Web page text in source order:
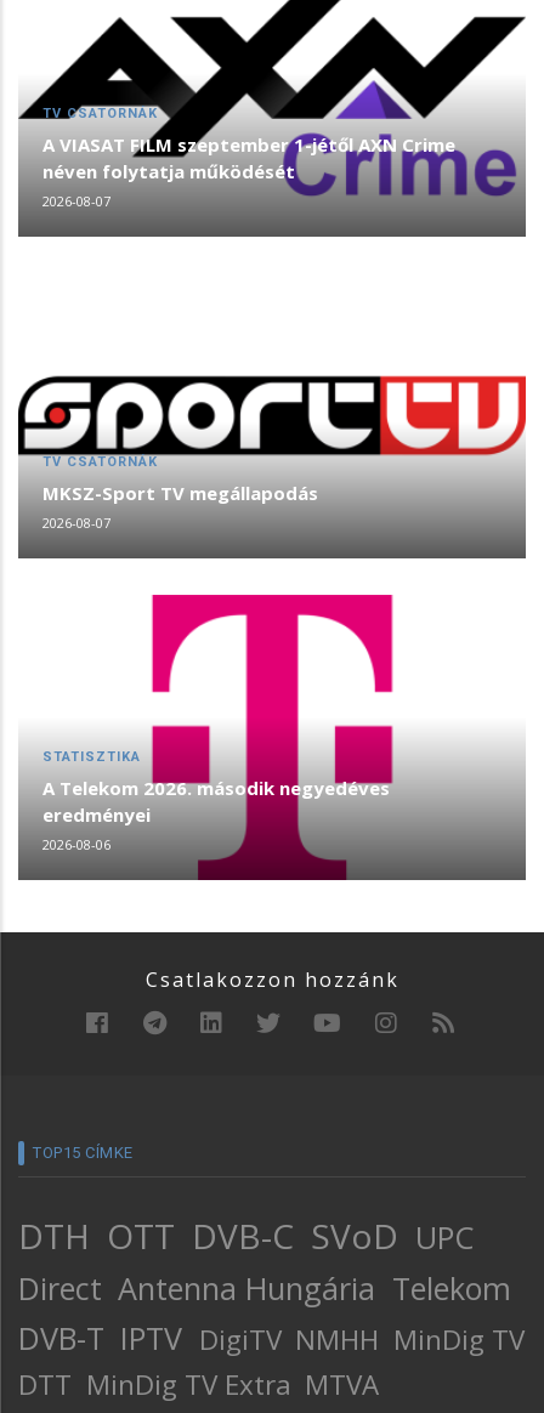
TV CSATORNÁK
A VIASAT FILM szeptember 1-jétől AXN Crime
néven folytatja működését
2026-08-07
TV CSATORNÁK
MKSZ-Sport TV megállapodás
2026-08-07
STATISZTIKA
A Telekom 2026. második negyedéves
eredményei
2026-08-06
Csatlakozzon hozzánk
TOP15 CÍMKE
DTH OTT DVB-C SVoD UPC
Direct Antenna Hungária Telekom
DVB-T IPTV DigiTV NMHH MinDig TV
DTT MinDig TV Extra MTVA